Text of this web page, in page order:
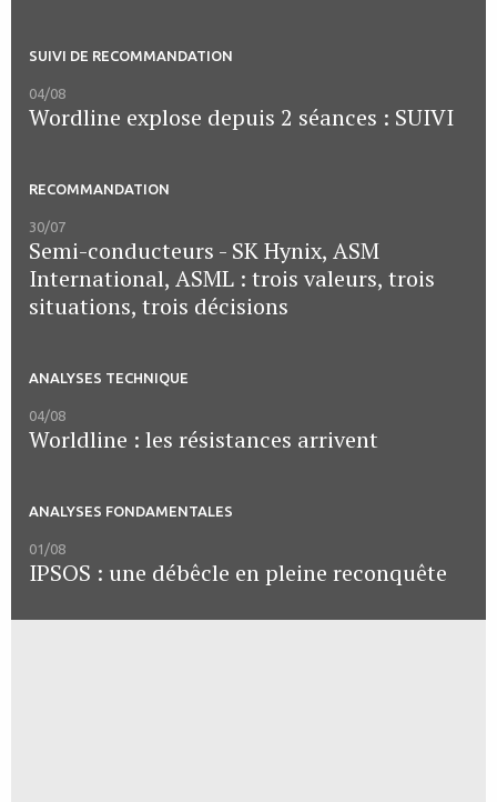
SUIVI DE RECOMMANDATION
04/08
Wordline explose depuis 2 séances : SUIVI
RECOMMANDATION
30/07
Semi-conducteurs - SK Hynix, ASM
International, ASML : trois valeurs, trois
situations, trois décisions
ANALYSES TECHNIQUE
04/08
Worldline : les résistances arrivent
ANALYSES FONDAMENTALES
01/08
IPSOS : une débêcle en pleine reconquête